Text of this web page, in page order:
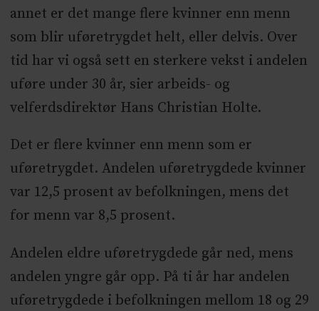
annet er det mange flere kvinner enn menn
som blir uføretrygdet helt, eller delvis. Over
tid har vi også sett en sterkere vekst i andelen
uføre under 30 år, sier arbeids- og
velferdsdirektør Hans Christian Holte.
Det er flere kvinner enn menn som er
uføretrygdet. Andelen uføretrygdede kvinner
var 12,5 prosent av befolkningen, mens det
for menn var 8,5 prosent.
Andelen eldre uføretrygdede går ned, mens
andelen yngre går opp. På ti år har andelen
uføretrygdede i befolkningen mellom 18 og 29